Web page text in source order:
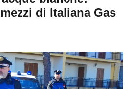
di Italiana Gas